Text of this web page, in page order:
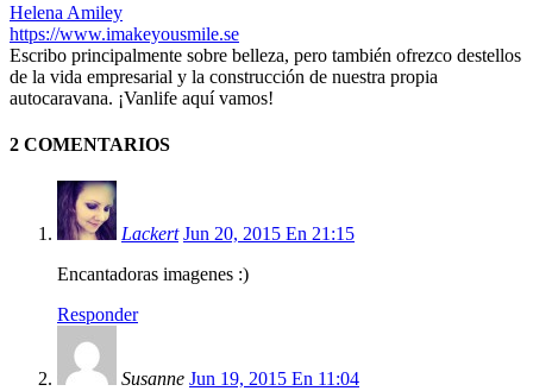
Helena Amiley
https://www.imakeyousmile.se
Escribo principalmente sobre belleza, pero también ofrezco destellos
de la vida empresarial y la construcción de nuestra propia
autocaravana. ¡Vanlife aquí vamos!
2 COMENTARIOS
Lackert Jun 20, 2015 En 21:15
Encantadoras imagenes :)
Responder
Susanne Jun 19, 2015 En 11:04